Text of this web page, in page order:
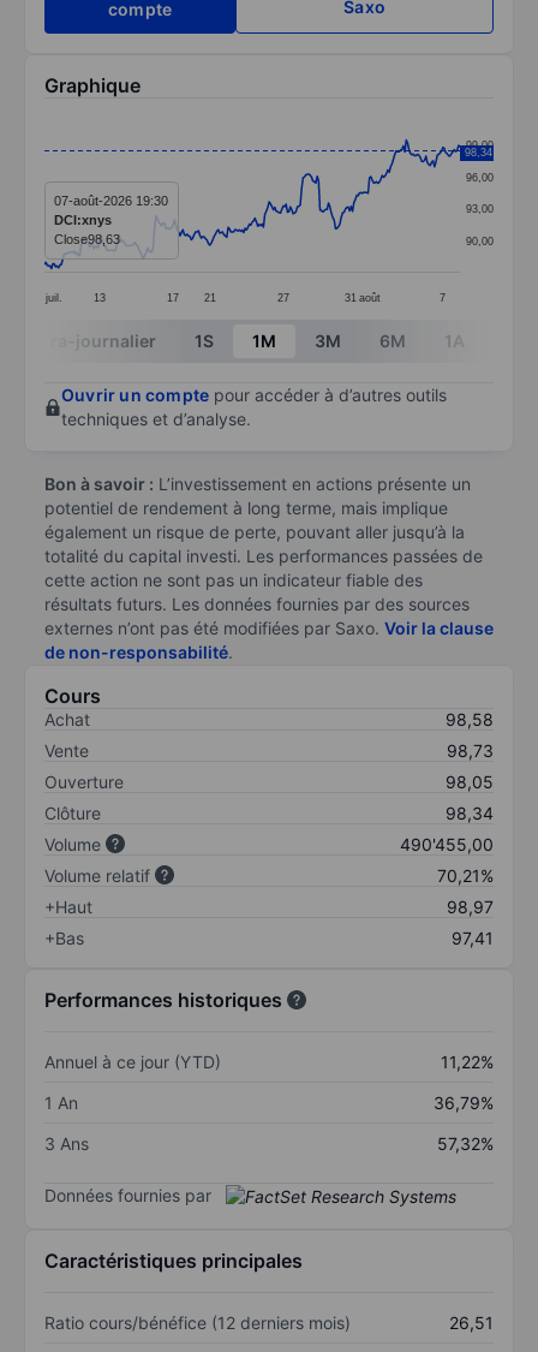
compte
Saxo
Graphique
Line chart with 295 data points.
The chart has 1 X axis displaying categories.
The chart has 1 Y axis displaying values. Data
juil. 13 17 21 27 31 août 7
90,00
93,00
96,00
99,00
98,34
07-août-2026 19:30
DCI:xnys
Close98,63
End of interactive chart.
Intra-journalier 1S 1M 3M 6M 1A
Ouvrir un compte pour accéder à d’autres outils
techniques et d’analyse.
Bon à savoir : L’investissement en actions présente un
potentiel de rendement à long terme, mais implique
également un risque de perte, pouvant aller jusqu’à la
totalité du capital investi. Les performances passées de
cette action ne sont pas un indicateur fiable des
résultats futurs. Les données fournies par des sources
externes n’ont pas été modifiées par Saxo. Voir la clause
de non-responsabilité.
Cours
Achat
98,58
Vente
98,73
Ouverture
98,05
Clôture
98,34
Volume
490'455,00
Volume relatif
70,21%
+Haut
98,97
+Bas
97,41
Performances historiques
Annuel à ce jour (YTD)
11,22%
1 An
36,79%
3 Ans
57,32%
Données fournies par
Caractéristiques principales
Ratio cours/bénéfice (12 derniers mois)
26,51